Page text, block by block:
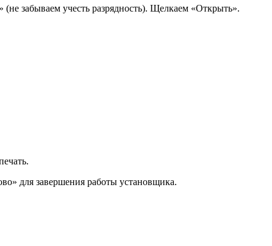
забываем учесть разрядность). Щелкаем «Открыть».
для завершения работы установщика.